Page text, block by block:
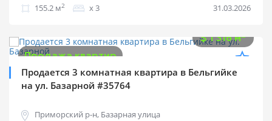
155.2 м2 х 3 31.03.2026
$1 316 м2
Продажа квартир
Продается 3 комнатная квартира в Бельгийке
на ул. Базарной #35764
Приморский р-н, Базарная улица